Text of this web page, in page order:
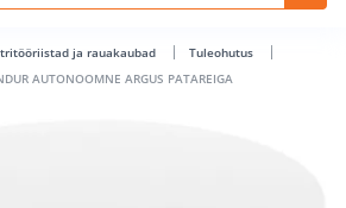
ja rauakaubad
Tuleohutus
AUTONOOMNE ARGUS PATAREIGA